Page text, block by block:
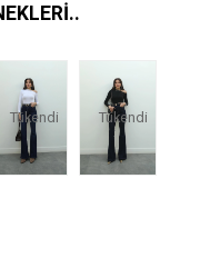
Tükendi Tükendi